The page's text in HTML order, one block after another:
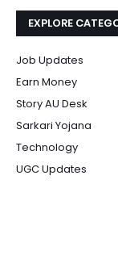
EXPLORE
Job Updates
Earn Money
Story AU Desk
Sarkari Yojana
Technology
UGC Updates